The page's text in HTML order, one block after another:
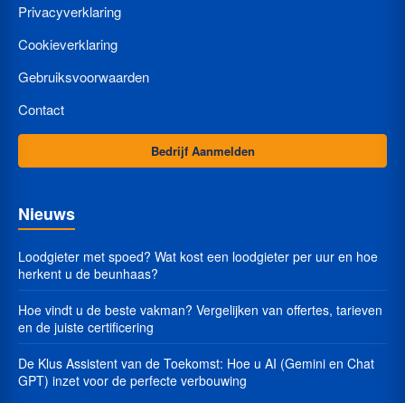
Privacyverklaring
Cookieverklaring
Gebruiksvoorwaarden
Contact
Bedrijf Aanmelden
Nieuws
Loodgieter met spoed? Wat kost een loodgieter per uur en hoe
herkent u de beunhaas?
Hoe vindt u de beste vakman? Vergelijken van offertes, tarieven
en de juiste certificering
De Klus Assistent van de Toekomst: Hoe u AI (Gemini en Chat
GPT) inzet voor de perfecte verbouwing